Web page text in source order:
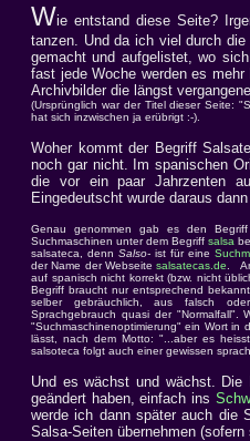
Wie entstand diese Seite?
tanzen. Und da ich viel durch
gemacht und aufgelistet, wo
fast jede Woche werden es
Archivbilder die längst
(Ursprünglich war der Titel dieser Seite:
hat sich inzwischen ja erübrigt :-).
Woher kommt der Begriff
noch gar nicht. Im spanischen
die vor ein paar Jahrzenten
Eingedeutscht wurde daraus
Genau genommen gab es den
Suchmaschinen unter dem Begriff salsa
salsateca, denn Salso-ist für eine
der Name der Webseitesalsatecas.de .
auf spanisch nicht korrekt (bzw. nicht
Begriff braucht nur entsprechend
selber gebräuchlich, aus falsch
Sprachgebrauch quasi der
"Suchmaschinenoptimierung" ein Wort in
lässt, nach dem Motto: "...aber es
salsoteca folgt auch einer gewissen
Und es wächst und wächst.
geändert haben, einfach ins
werde ich dann später auch die
Salsa-Seiten übernehmen